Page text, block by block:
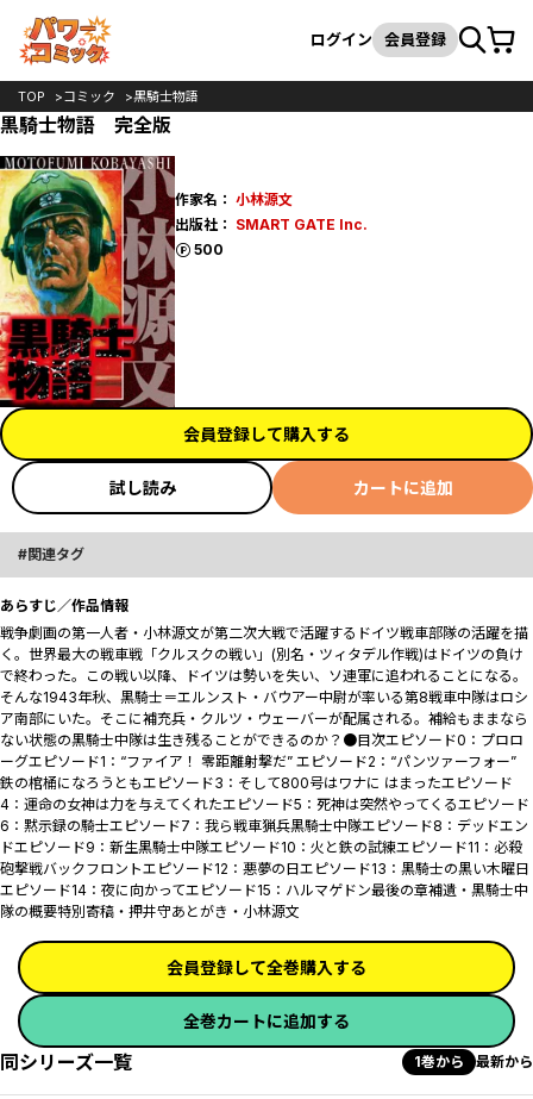
検索
ログイン 会員登録カート
TOP コミック 黒騎士物語
黒騎士物語 完全版
作家名： 小林源文
出版社： SMART GATE Inc.
500
ポイント
会員登録して購入する
試し読み カートに追加
関連タグ
あらすじ／作品情報
戦争劇画の第一人者・小林源文が第二次大戦で活躍するドイツ戦車部隊の活躍を描
く。世界最大の戦車戦「クルスクの戦い」(別名・ツィタデル作戦)はドイツの負け
で終わった。この戦い以降、ドイツは勢いを失い、ソ連軍に追われることになる。
そんな1943年秋、黒騎士＝エルンスト・バウアー中尉が率いる第8戦車中隊はロシ
ア南部にいた。そこに補充兵・クルツ・ウェーバーが配属される。補給もままなら
ない状態の黒騎士中隊は生き残ることができるのか？●目次エピソード0：プロロ
ーグエピソード1：“ファイア！ 零距離射撃だ” エピソード2：“パンツァーフォー”
鉄の棺桶になろうともエピソード3：そして800号はワナに はまったエピソード
4：運命の女神は力を与えてくれたエピソード5：死神は突然やってくるエピソード
6：黙示録の騎士エピソード7：我ら戦車猟兵黒騎士中隊エピソード8：デッドエン
ドエピソード9：新生黒騎士中隊エピソード10：火と鉄の試練エピソード11：必殺
砲撃戦バックフロントエピソード12：悪夢の日エピソード13：黒騎士の黒い木曜日
エピソード14：夜に向かってエピソード15：ハルマゲドン最後の章補遺・黒騎士中
隊の概要特別寄稿・押井守あとがき・小林源文
会員登録して全巻購入する
全巻カートに追加する
同シリーズ一覧 1巻から 最新から